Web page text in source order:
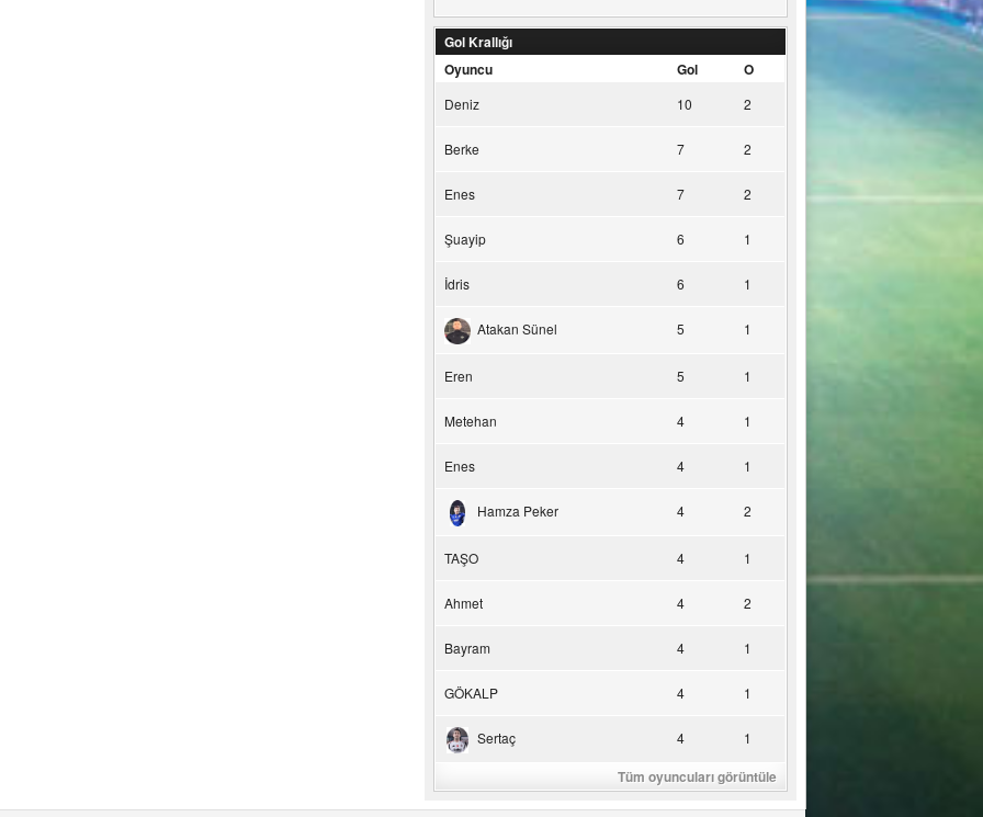
Gol Krallığı
Oyuncu
Gol O
Deniz 10 2
Berke 7 2
Enes 7 2
Şuayip 6 1
İdris 6 1
Atakan Sünel 5 1
Eren 5 1
Metehan 4 1
Enes 4 1
Hamza Peker 4 2
TAŞO 4 1
Ahmet 4 2
Bayram 4 1
GÖKALP 4 1
Sertaç 4 1
Tüm oyuncuları görüntüle